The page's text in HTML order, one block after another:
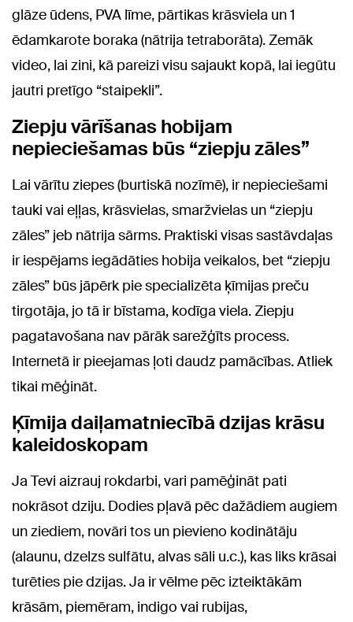
glāze ūdens, PVA līme, pārtikas krāsviela un 1
ēdamkarote boraka (nātrija tetraborāta). Zemāk
video, lai zini, kā pareizi visu sajaukt kopā, lai iegūtu
jautri pretīgo “staipekli”.
Ziepju vārīšanas hobijam
nepieciešamas būs “ziepju zāles”
Lai vārītu ziepes (burtiskā nozīmē), ir nepieciešami
tauki vai eļļas, krāsvielas, smaržvielas un “ziepju
zāles” jeb nātrija sārms. Praktiski visas sastāvdaļas
ir iespējams iegādāties hobija veikalos, bet “ziepju
zāles” būs jāpērk pie specializēta ķīmijas preču
tirgotāja, jo tā ir bīstama, kodīga viela. Ziepju
pagatavošana nav pārāk sarežģīts process.
Internetā ir pieejamas ļoti daudz pamācības. Atliek
tikai mēģināt.
Ķīmija daiļamatniecībā dzijas krāsu
kaleidoskopam
Ja Tevi aizrauj rokdarbi, vari pamēģināt pati
nokrāsot dziju. Dodies pļavā pēc dažādiem augiem
un ziediem, novāri tos un pievieno kodinātāju
(alaunu, dzelzs sulfātu, alvas sāli u.c.), kas liks krāsai
turēties pie dzijas. Ja ir vēlme pēc izteiktākām
krāsām, piemēram, indigo vai rubijas,